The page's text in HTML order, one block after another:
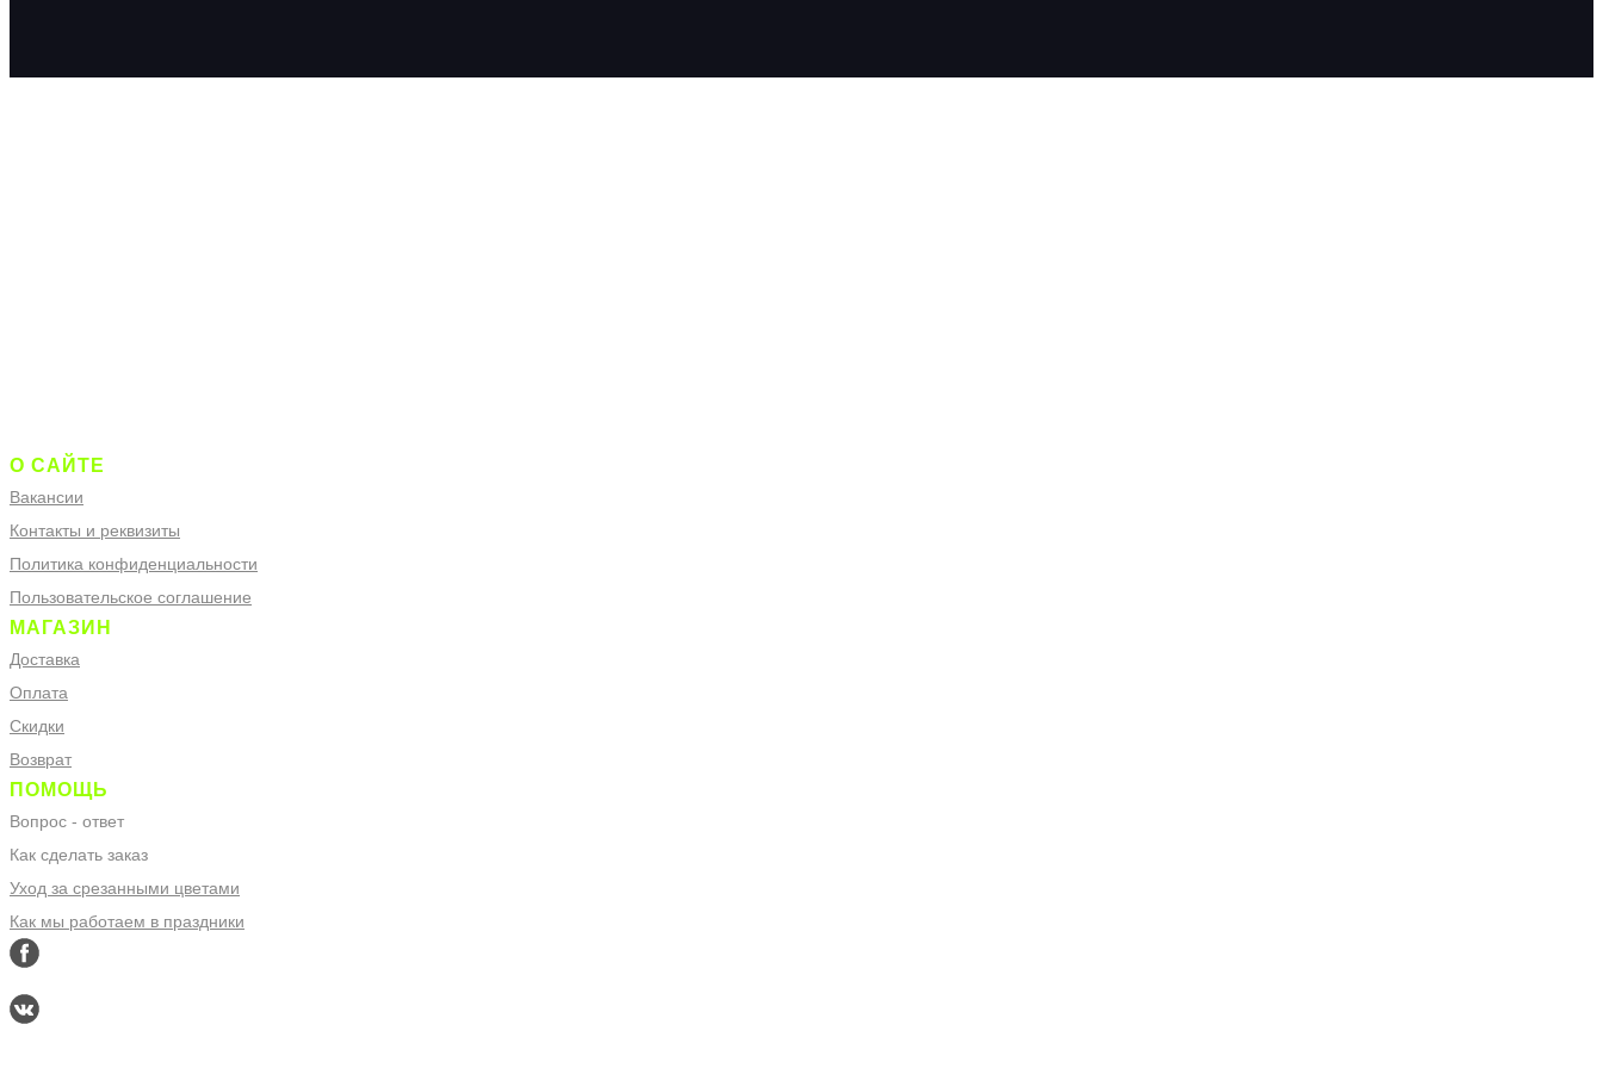
О САЙТЕ
Вакансии
Контакты и реквизиты
Политика конфиденциальности
Пользовательское соглашение
МАГАЗИН
Доставка
Оплата
Скидки
Возврат
ПОМОЩЬ
Вопрос - ответ
Как сделать заказ
Уход за срезанными цветами
Как мы работаем в праздники